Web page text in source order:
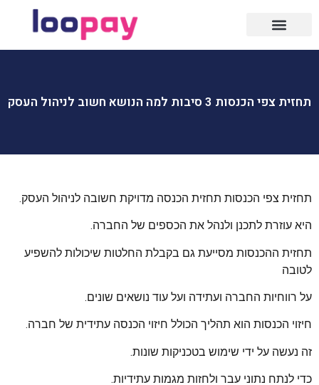
תחזית צפי הכנסות 3 סיבות למה הנושא חשוב לניהול העסק
תחזית צפי הכנסות תחזית הכנסה מדויקת חשובה לניהול העסק.
היא עוזרת לתכנן ולנהל את הכספים של החברה.
תחזית ההכנסות מסייעת גם בקבלת החלטות שיכולות להשפיע
לטובה
על רווחיות החברה ועתידה ועל עוד נושאים שונים.
חיזוי הכנסות הוא תהליך הכולל חיזוי הכנסה עתידית של חברה.
זה נעשה על ידי שימוש בטכניקות שונות.
כדי לנתח נתוני עבר ולחזות מגמות עתידיות.